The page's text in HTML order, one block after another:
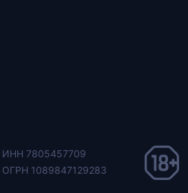
ИНН 7805457709
ОГРН 1089847129283